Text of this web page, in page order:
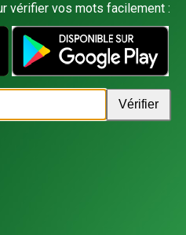
vérifier vos mots facilement :